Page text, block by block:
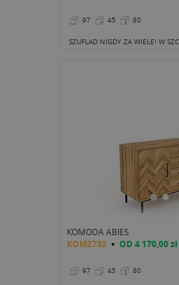
97 45 80
KOMODA ABIES
KOM2732 OD 4 170,00 zł
97 45 80